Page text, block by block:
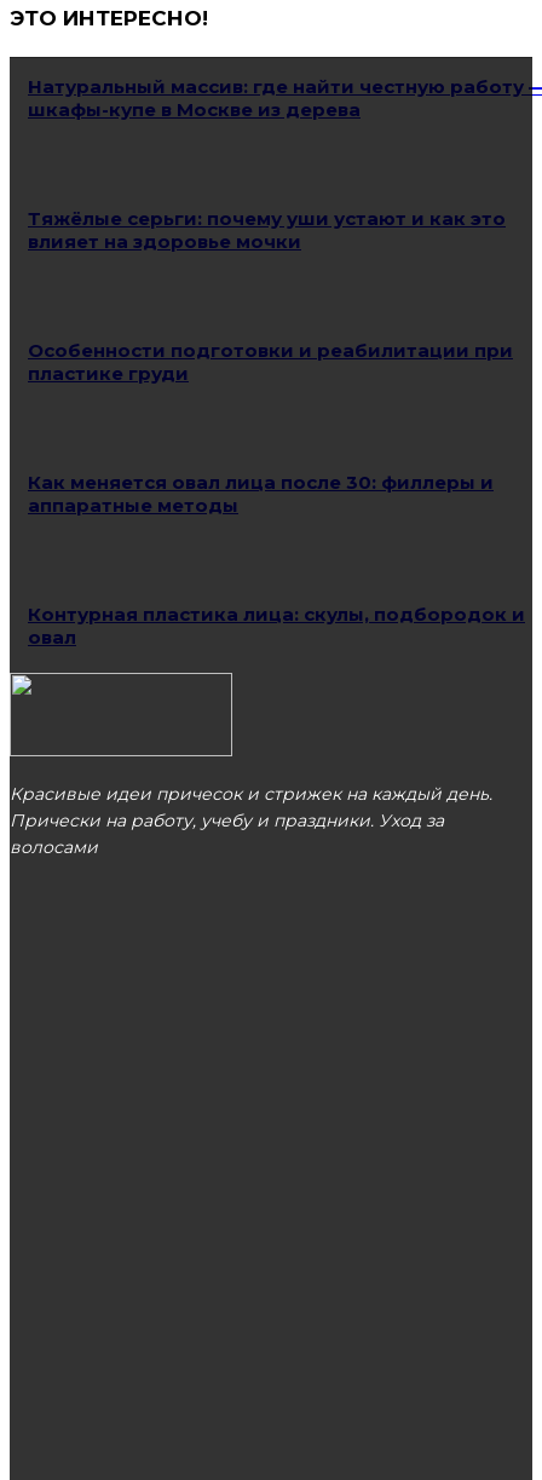
ЭТО ИНТЕРЕСНО!
Натуральный массив: где найти честную работу
шкафы-купе в Москве из дерева
Тяжёлые серьги: почему уши устают и как это
влияет на здоровье мочки
Особенности подготовки и реабилитации при
пластике груди
Как меняется овал лица после 30: филлеры и
аппаратные методы
Контурная пластика лица: скулы, подбородок и
овал
Красивые идеи причесок и стрижек на каждый день.
Прически на работу, учебу и праздники. Уход за
волосами